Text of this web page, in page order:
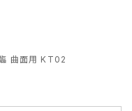
曲面用 KT02